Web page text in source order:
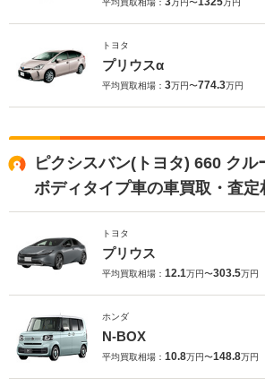
平均買取相場： 万円〜 万円
トヨタ
プリウスα
平均買取相場： 3万円〜774.3万円
ピクシスバン(トヨタ) 660 クル
ボディタイプ車の車買取・査定
トヨタ
プリウス
平均買取相場： 12.1万円〜303.5万円
ホンダ
N-BOX
平均買取相場： 10.8万円〜148.8万円